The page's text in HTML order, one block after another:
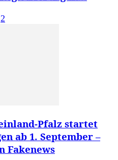
2
Pfalz startet
ab 1. September –
Fakenews